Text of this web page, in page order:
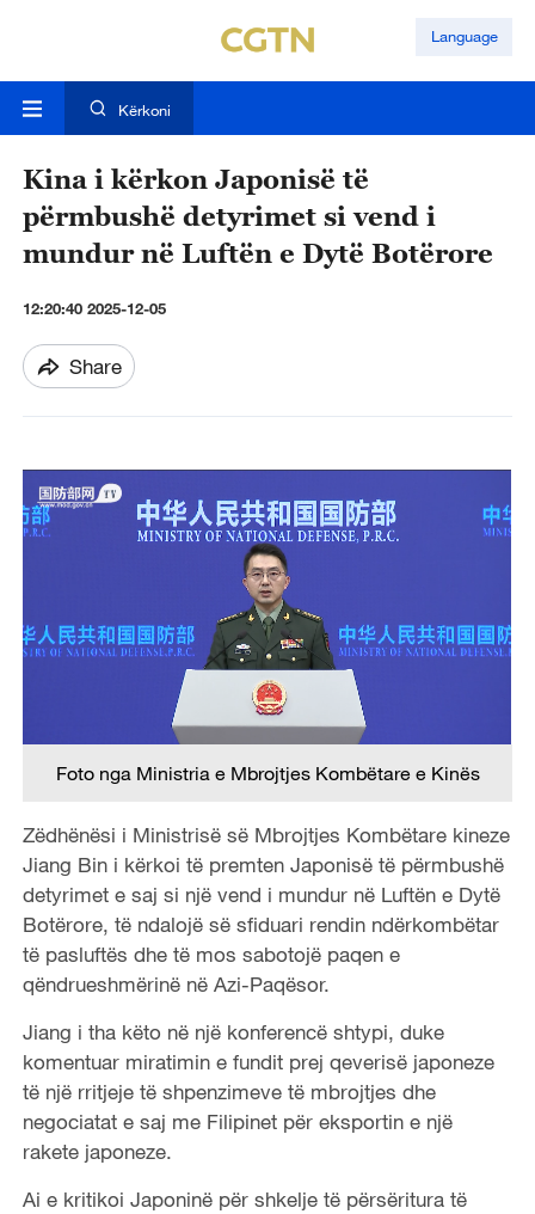
Language
Kërkoni
Kina i kërkon Japonisë të
përmbushë detyrimet si vend i
mundur në Luftën e Dytë Botërore
12:20:40 2025-12-05
Share
Foto nga Ministria e Mbrojtjes Kombëtare e Kinës
Zëdhënësi i Ministrisë së Mbrojtjes Kombëtare kineze
Jiang Bin i kërkoi të premten Japonisë të përmbushë
detyrimet e saj si një vend i mundur në Luftën e Dytë
Botërore, të ndalojë së sfiduari rendin ndërkombëtar
të pasluftës dhe të mos sabotojë paqen e
qëndrueshmërinë në Azi-Paqësor.
Jiang i tha këto në një konferencë shtypi, duke
komentuar miratimin e fundit prej qeverisë japoneze
të një rritjeje të shpenzimeve të mbrojtjes dhe
negociatat e saj me Filipinet për eksportin e një
rakete japoneze.
Ai e kritikoi Japoninë për shkelje të përsëritura të